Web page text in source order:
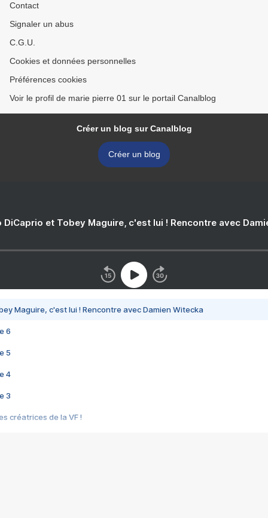
Contact
Signaler un abus
C.G.U.
Cookies et données personnelles
Préférences cookies
Voir le profil de marie pierre 01 sur le portail Canalblog
Créer un blog sur Canalblog
Créer un blog
DiCaprio et Tobey Maguire, c'est lui ! Rencontre avec
Maguire, c'est lui ! Rencontre avec Damien Witecka
6
5
4
3
créatrices de la VF !